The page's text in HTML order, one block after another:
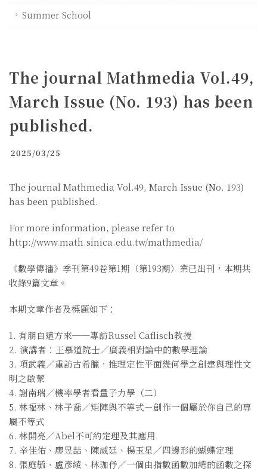
Summer School
The journal Mathmedia Vol.49,
March Issue (No. 193) has been
published.
2025/03/25
The journal Mathmedia Vol.49, March Issue (No. 193)
has been published.
For more information, please refer to
http://www.math.sinica.edu.tw/mathmedia/
《數學傳播》季刊第49卷第1期（第193期）業已出刊，本期共
收錄9篇文章。
本期文章作者及標題如下：
1. 有朋自遠方來──專訪Russel Caflisch教授
2. 演講者：王慕道院士／廣義相對論中的數學理論
3. 項武義／重訪古希臘，推理定性平面幾何學之創建與理性文
明之啟蒙
4. 謝南瑞／機率學者看量子力學（二）
5. 林福林、林子喬／矩陣與不等式－創作一個屬於你自己的專
屬不等式
6. 林開亮／Abel不可約定理及其應用
7. 辛佳佑、廖昱喆、陳威廷、楊玉星／四邊形的蝴蝶定理
8. 張庭毓、盧彥綾、林珈伃／一個由指數函數加總的函數之探